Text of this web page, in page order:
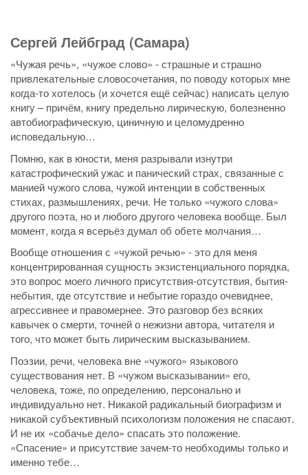
Сергей Лейбград (Самара)
«Чужая речь», «чужое слово» - страшные и страшно
привлекательные словосочетания, по поводу которых мне
когда-то хотелось (и хочется ещё сейчас) написать целую
книгу – причём, книгу предельно лирическую, болезненно
автобиографическую, циничную и целомудренно
исповедальную…
Помню, как в юности, меня разрывали изнутри
катастрофический ужас и панический страх, связанные с
манией чужого слова, чужой интенции в собственных
стихах, размышлениях, речи. Не только «чужого слова»
другого поэта, но и любого другого человека вообще. Был
момент, когда я всерьёз думал об обете молчания…
Вообще отношения с «чужой речью» - это для меня
концентрированная сущность экзистенциального порядка,
это вопрос моего личного присутствия-отсутствия, бытия-
небытия, где отсутствие и небытие гораздо очевиднее,
агрессивнее и правомернее. Это разговор без всяких
кавычек о смерти, точней о нежизни автора, читателя и
того, что может быть лирическим высказыванием.
Поэзии, речи, человека вне «чужого» языкового
существования нет. В «чужом высказывании» его,
человека, тоже, по определению, персонально и
индивидуально нет. Никакой радикальный биографизм и
никакой субъективный психологизм положения не спасают.
И не их «собачье дело» спасать это положение.
«Спасение» и присутствие зачем-то необходимы только и
именно тебе…